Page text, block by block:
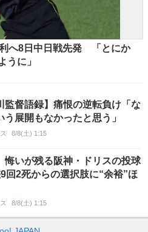
へ8日中日戦先発 「とにか
うに」
監督語録】痛恨の逆転負け「な
う展開もなかったと思う」
8/8(土) 1:15
いが残る阪神・ドリスの投球
2死からの選択肢に“余裕”ほ
8/8(土) 1:15